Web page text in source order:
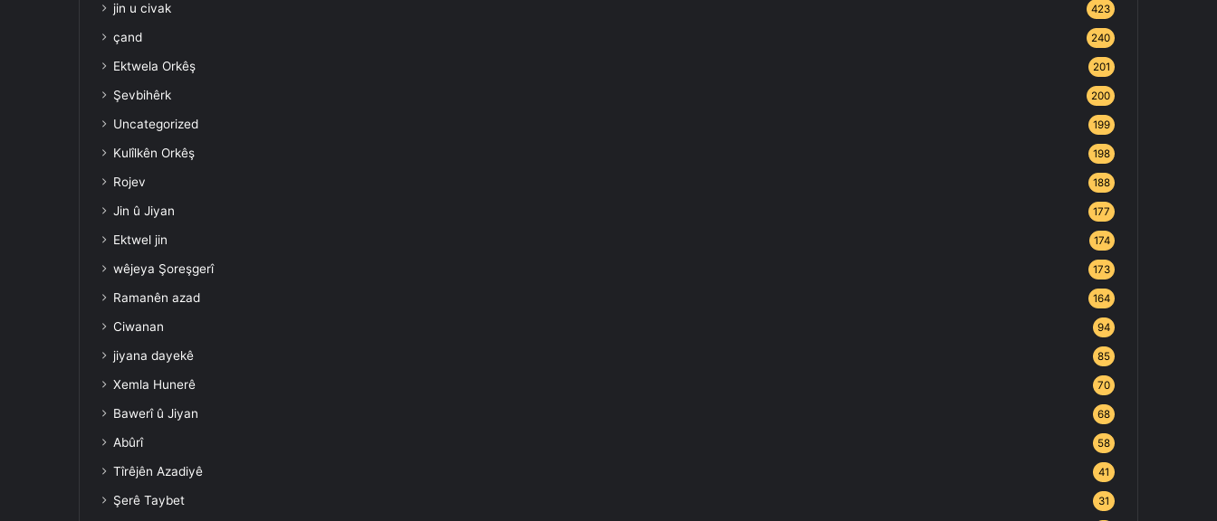
jin u civak 423
çand 240
Ektwela Orkêş 201
Şevbihêrk 200
Uncategorized 199
Kulîlkên Orkêş 198
Rojev 188
Jin û Jiyan 177
Ektwel jin 174
wêjeya Şoreşgerî 173
Ramanên azad 164
Ciwanan 94
jiyana dayekê 85
Xemla Hunerê 70
Bawerî û Jiyan 68
Abûrî 58
Tîrêjên Azadiyê 41
Şerê Taybet 31